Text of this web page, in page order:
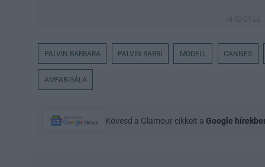
PALVIN BARBARA PALVIN BARBI MODELL CANNES
AMFAR-GÁLA
Kövesd a Glamour cikkeit a Google